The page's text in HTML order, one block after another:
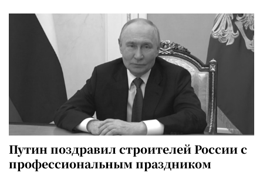
Путин поздравил строителей России с
профессиональным праздником